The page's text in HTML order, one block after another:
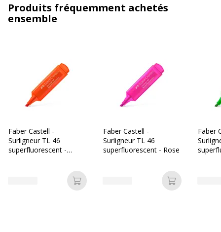
Produits fréquemment achetés
ensemble
Faber Castell -
Surligneur TL 46
superfluorescent -
Ajouter au panier
Faber Castell -
Surligneur TL 46
superfluorescent - Rose
Ajouter au
Faber